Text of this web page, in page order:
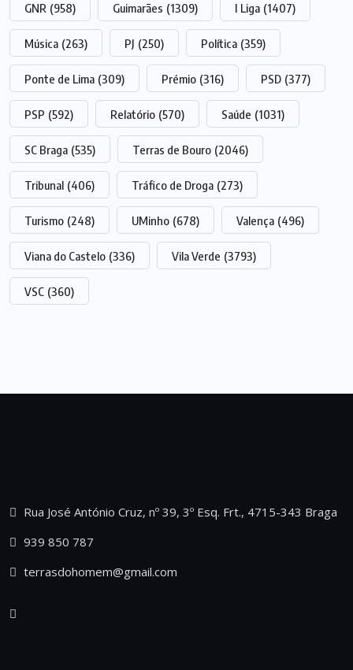
GNR (958) Guimarães (1309) I Liga (1407)
Música (263) PJ (250) Política (359)
Ponte de Lima (309) Prémio (316) PSD (377)
PSP (592) Relatório (570) Saúde (1031)
SC Braga (535) Terras de Bouro (2046)
Tribunal (406) Tráfico de Droga (273)
Turismo (248) UMinho (678) Valença (496)
Viana do Castelo (336) Vila Verde (3793)
VSC (360)
Rua José António Cruz, nº 39, 3º Esq. Frt., 4715-343 Braga
939 850 787
terrasdohomem@gmail.com